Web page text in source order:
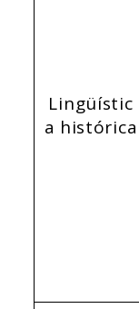
Lingüístic
a histórica